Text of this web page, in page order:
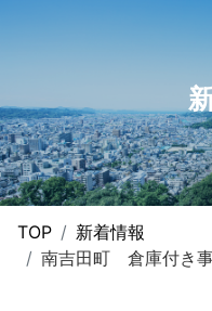
TOP
新着情報
南吉田町 倉庫付き